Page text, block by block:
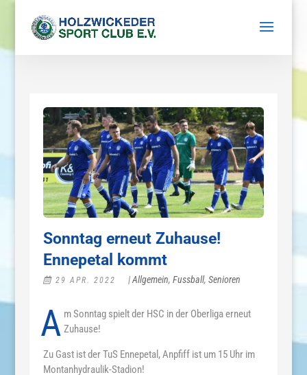
Sonntag erneut Zuhause!
Ennepetal kommt
29 APR. 2022 |Allgemein, Fussball, Senioren
A m Sonntag spielt der HSC in der Oberliga erneut
Zuhause!
Zu Gast ist der TuS Ennepetal, Anpfiff ist um 15 Uhr im
Montanhydraulik-Stadion!